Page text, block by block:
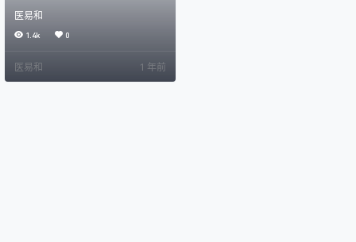
中医学术流派摸底调查工作，经过
遴选，最终确定了114家首批中医学
流派 河南中医药大学第一附属医院
丁 樱 02 河南崔氏疮疡外科学术流
医易和
1.4k 0
医易和 1 年前